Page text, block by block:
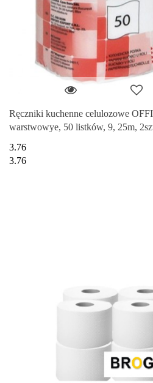
Ręczniki kuchenne celulozowe
warstwowye, 50 listków, 9, 25m,
3.76
3.76